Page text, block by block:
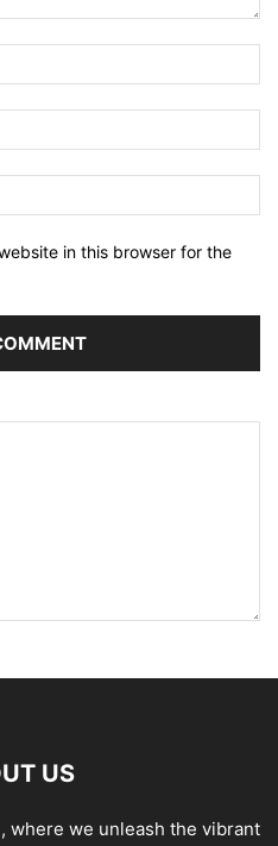
in this browser for the
US
where we unleash the vibrant